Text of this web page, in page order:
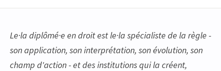
Le·la diplômé·e en droit est le·la spécialiste de la règle -
son application, son interprétation, son évolution, son
champ d'action - et des institutions qui la créent,